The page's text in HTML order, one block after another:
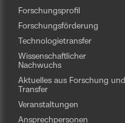
Forschungsprofil
Forschungsförderung
Technologietransfer
Wissenschaftlicher
Nachwuchs
Aktuelles aus Forschung und
Transfer
Veranstaltungen
Ansprechpersonen